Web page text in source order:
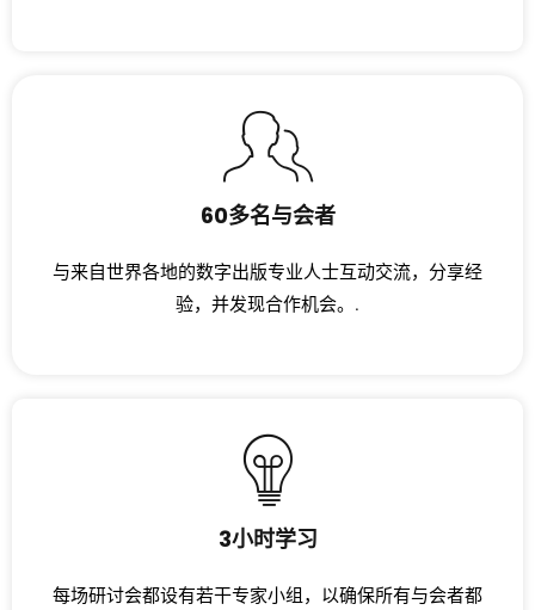
60多名与会者
与来自世界各地的数字出版专业人士互动交流，分享经
验，并发现合作机会。.
3小时学习
每场研讨会都设有若干专家小组，以确保所有与会者都